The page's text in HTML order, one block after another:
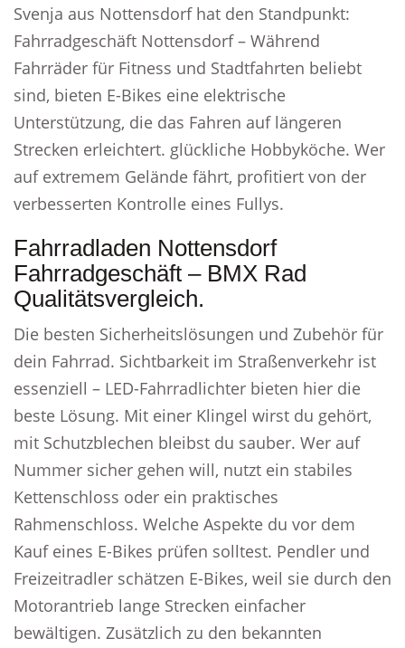
Svenja aus Nottensdorf hat den Standpunkt:
Fahrradgeschäft Nottensdorf – Während
Fahrräder für Fitness und Stadtfahrten beliebt
sind, bieten E-Bikes eine elektrische
Unterstützung, die das Fahren auf längeren
Strecken erleichtert. glückliche Hobbyköche. Wer
auf extremem Gelände fährt, profitiert von der
verbesserten Kontrolle eines Fullys.
Fahrradladen Nottensdorf
Fahrradgeschäft – BMX Rad
Qualitätsvergleich.
Die besten Sicherheitslösungen und Zubehör für
dein Fahrrad. Sichtbarkeit im Straßenverkehr ist
essenziell – LED-Fahrradlichter bieten hier die
beste Lösung. Mit einer Klingel wirst du gehört,
mit Schutzblechen bleibst du sauber. Wer auf
Nummer sicher gehen will, nutzt ein stabiles
Kettenschloss oder ein praktisches
Rahmenschloss. Welche Aspekte du vor dem
Kauf eines E-Bikes prüfen solltest. Pendler und
Freizeitradler schätzen E-Bikes, weil sie durch den
Motorantrieb lange Strecken einfacher
bewältigen. Zusätzlich zu den bekannten